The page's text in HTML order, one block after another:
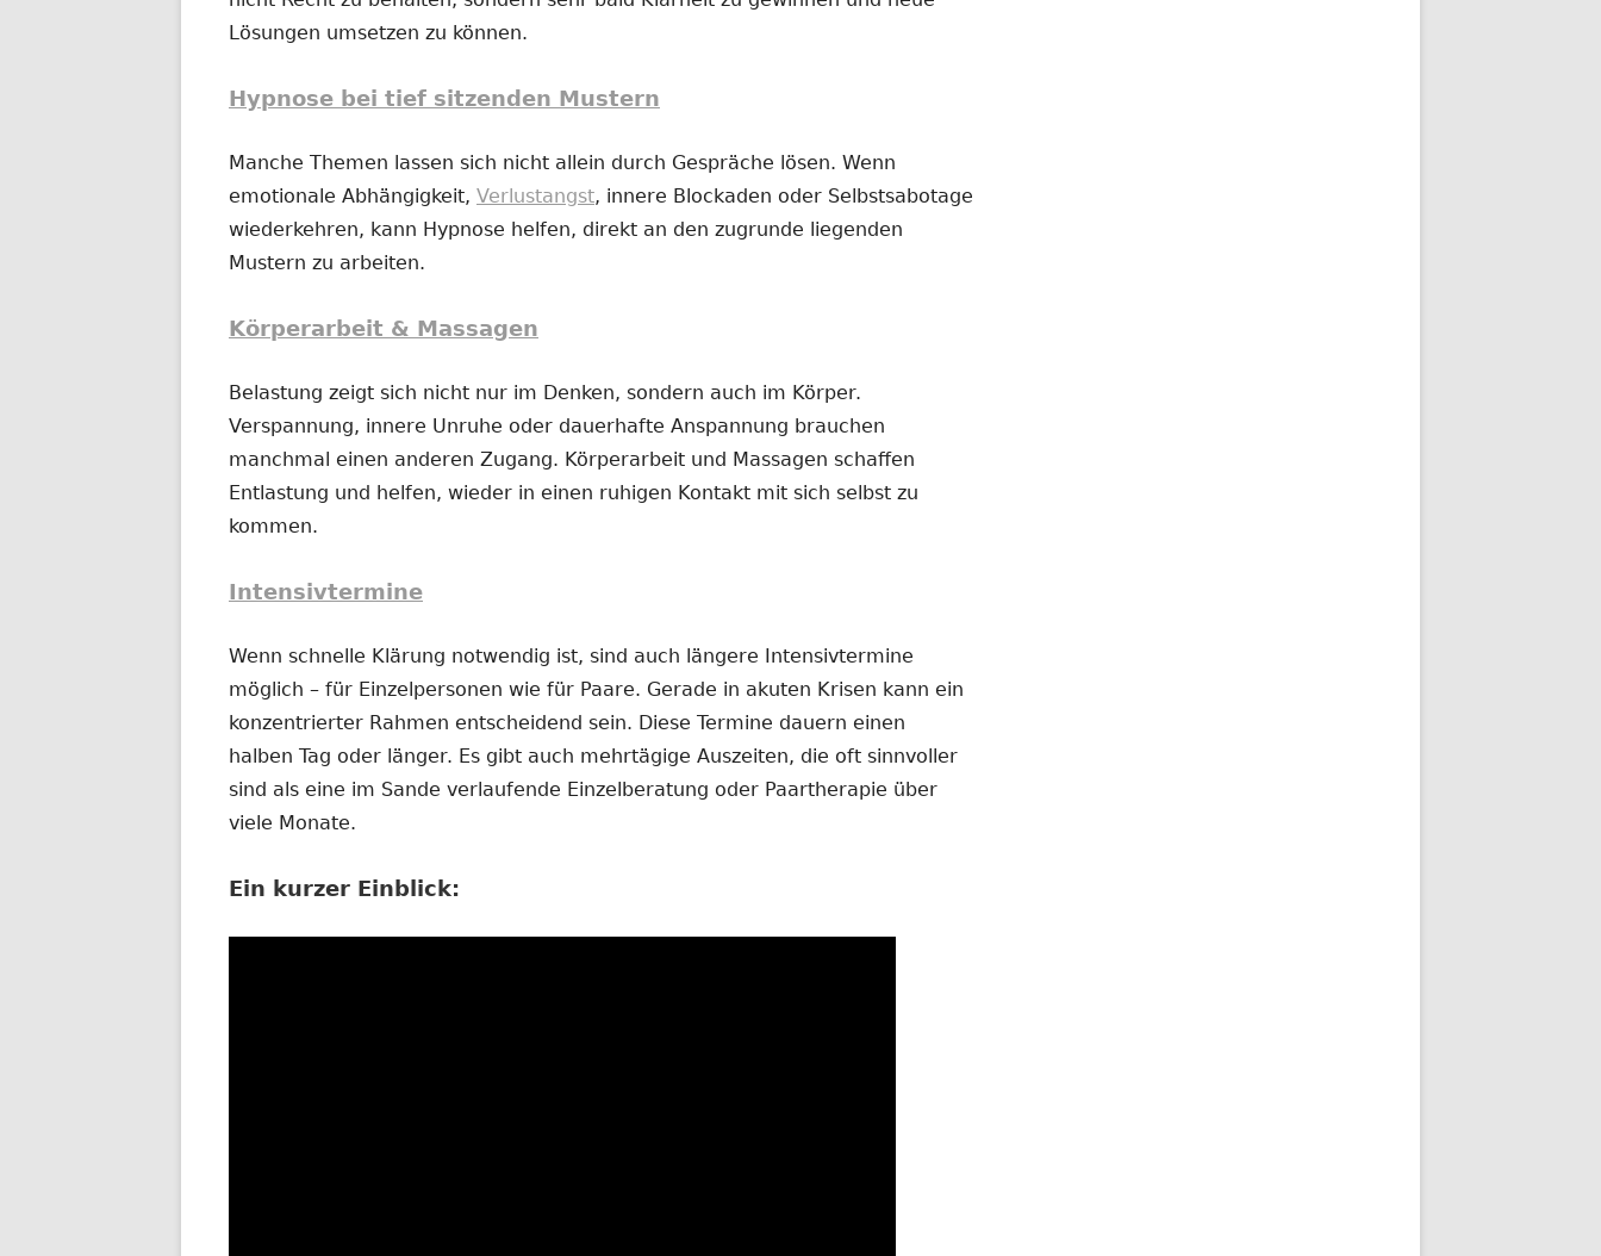
Lösungen umsetzen zu können.
Hypnose bei tief sitzenden Mustern
Manche Themen lassen sich nicht allein durch Gespräche lösen. Wenn
emotionale Abhängigkeit, Verlustangst, innere Blockaden oder Selbstsabotage
wiederkehren, kann Hypnose helfen, direkt an den zugrunde liegenden
Mustern zu arbeiten.
Körperarbeit & Massagen
Belastung zeigt sich nicht nur im Denken, sondern auch im Körper.
Verspannung, innere Unruhe oder dauerhafte Anspannung brauchen
manchmal einen anderen Zugang. Körperarbeit und Massagen schaffen
Entlastung und helfen, wieder in einen ruhigen Kontakt mit sich selbst zu
kommen.
Intensivtermine
Wenn schnelle Klärung notwendig ist, sind auch längere Intensivtermine
möglich – für Einzelpersonen wie für Paare. Gerade in akuten Krisen kann ein
konzentrierter Rahmen entscheidend sein. Diese Termine dauern einen
halben Tag oder länger. Es gibt auch mehrtägige Auszeiten, die oft sinnvoller
sind als eine im Sande verlaufende Einzelberatung oder Paartherapie über
viele Monate.
Ein kurzer Einblick: